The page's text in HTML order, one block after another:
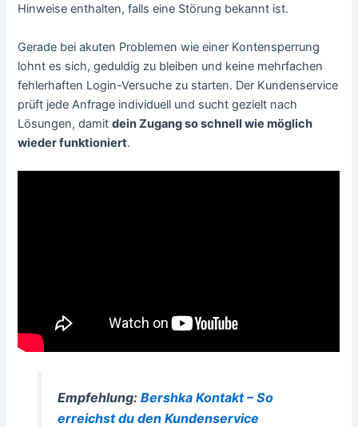
Hinweise enthalten, falls eine Störung bekannt ist.
Gerade bei akuten Problemen wie einer Kontensperrung
lohnt es sich, geduldig zu bleiben und keine mehrfachen
fehlerhaften Login-Versuche zu starten. Der Kundenservice
prüft jede Anfrage individuell und sucht gezielt nach
Lösungen, damitdein Zugang so schnell wie möglich
wieder funktioniert.
Empfehlung: Bershka Kontakt – So
erreichst du den Kundenservice